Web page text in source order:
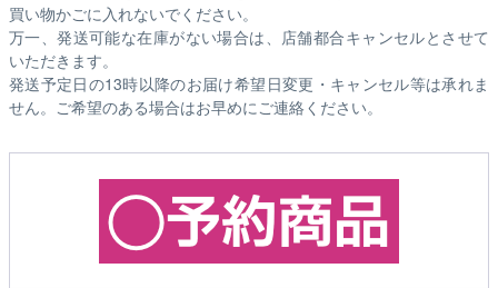
買い物かごに入れないでください。
万一、発送可能な在庫がない場合は、店舗都合キャンセルとさせて
いただきます。
発送予定日の13時以降のお届け希望日変更・キャンセル等は承れま
せん。ご希望のある場合はお早めにご連絡ください。